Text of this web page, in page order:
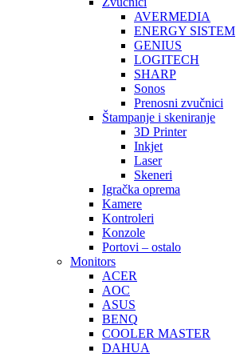
AVERMEDIA
ENERGY SISTEM
GENIUS
LOGITECH
SHARP
Sonos
Prenosni zvučnici
Štampanje i skeniranje
3D Printer
Inkjet
Laser
Skeneri
Igračka oprema
Kamere
Kontroleri
Konzole
Portovi – ostalo
Monitors
ACER
AOC
ASUS
BENQ
COOLER MASTER
DAHUA